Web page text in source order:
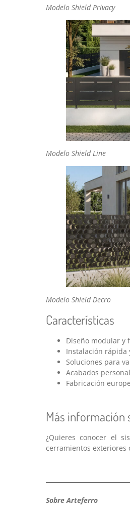
Modelo Shield Privacy
Modelo Shield Line
Modelo Shield Decro
Características
Diseño modular y
Instalación rápida
Soluciones para
Acabados
Fabricación
Más información
¿Quieres conocer el
cerramientos exteriores
Sobre Arteferro